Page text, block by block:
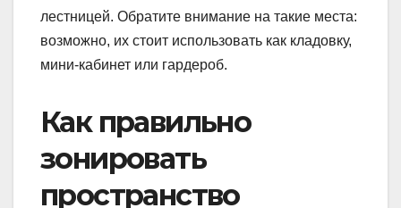
лестницей. Обратите внимание на такие места:
возможно, их стоит использовать как кладовку,
мини-кабинет или гардероб.
Как правильно
зонировать
пространство